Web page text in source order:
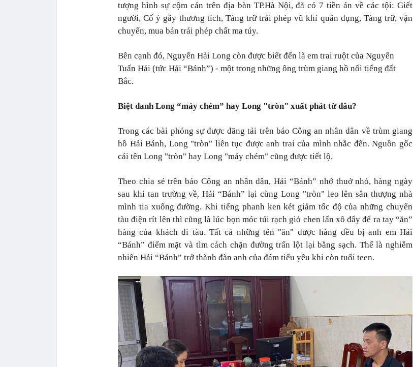
tượng hình sự cộm cán trên địa bàn TP.Hà Nội, đã có 7 tiền án về các tội: Giết
người, Cố ý gây thương tích, Tàng trữ trái phép vũ khí quân dụng, Tàng trữ, vận
chuyển, mua bán trái phép chất ma túy.
Bên cạnh đó, Nguyễn Hải Long còn được biết đến là em trai ruột của Nguyễn
Tuấn Hải (tức Hải “Bánh”) - một trong những ông trùm giang hồ nổi tiếng đất
Bắc.
Biệt danh Long “máy chém” hay Long "tròn" xuất phát từ đâu?
Trong các bài phóng sự được đăng tải trên báo Công an nhân dân về trùm giang
hồ Hải Bánh, Long "tròn" liên tục được anh trai của mình nhắc đến. Nguồn gốc
cái tên Long "tròn" hay Long "máy chém" cũng được tiết lộ.
Theo chia sẻ trên báo Công an nhân dân, Hải “Bánh” nhớ thuở nhỏ, hàng ngày
sau khi tan trường về, Hải “Bánh” lại cùng Long "tròn" leo lên sân thượng nhà
mình tia xuống đường. Khi tiếng phanh ken két giảm tốc độ của những chuyến
tàu điện rít lên thì cũng là lúc bọn móc túi rạch giỏ chen lấn xô đẩy để ra tay “ăn”
hàng của khách đi tàu. Tất cả những tên "ăn" được hàng đều bị anh em Hải
“Bánh” điểm mặt và tìm cách chặn đường trấn lột lại bằng sạch. Thế là nghiễm
nhiên Hải “Bánh” trở thành đàn anh của đám tiểu yêu khi còn tuổi teen.